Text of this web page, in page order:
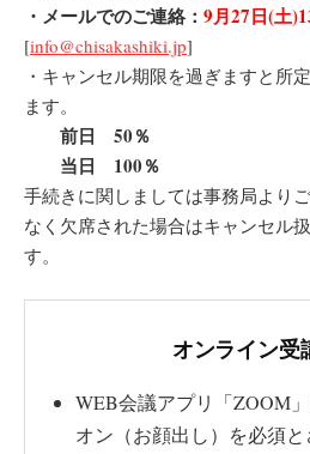
・メールでのご連絡： 9月27日(土
[info@chisakashiki.jp]
・キャンセル期限を過ぎますと所
ます。
前日 50％
当日 100％
手続きに関しましては事務局より
なく欠席された場合はキャンセル
す。
オンライン受
WEB会議アプリ「ZOOM
オン（お顔出し）を必須